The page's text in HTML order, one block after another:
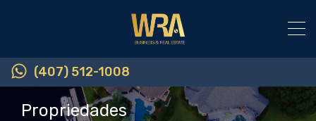
(407) 512-1008
Propriedades